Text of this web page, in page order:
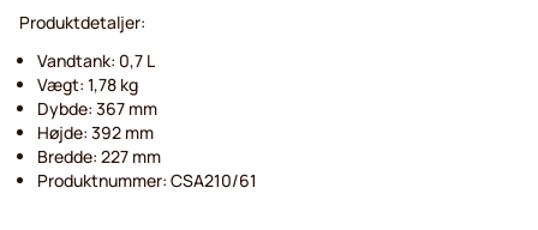
Produktdetaljer:
Vandtank: 0,7 L
Vægt: 1,78 kg
Dybde: 367 mm
Højde: 392 mm
Bredde: 227 mm
Produktnummer: CSA210/61